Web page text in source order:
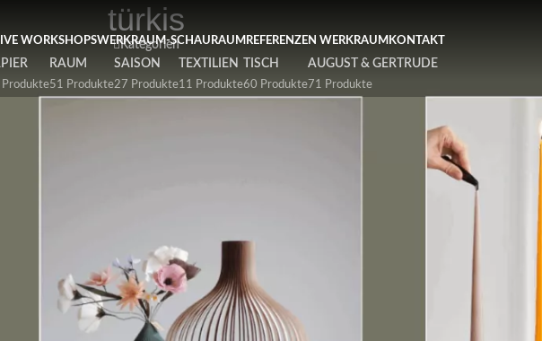
Workshop Papierblumen, Sonntag 9. August / 11 Uhr
WORKSHOPSWERKRAUM-SCHAURAUM REFERENZEN WERKRAUM KONTAKT
türkis
Kategorien
RAUM
51 Produkte
SAISON
27 Produkte
TEXTILIEN
11 Produkte
TISCH
60 Produkte
AUGUST & GERTRUDE
71 Produkte